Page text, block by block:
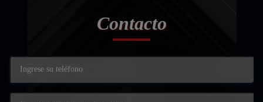
Contacto